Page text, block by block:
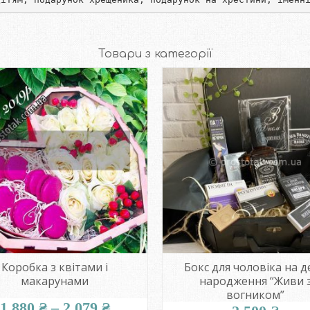
Товари з категорії
для чоловіка на день
народження “Живи з
Серце із Raffaello та
нев’янучими